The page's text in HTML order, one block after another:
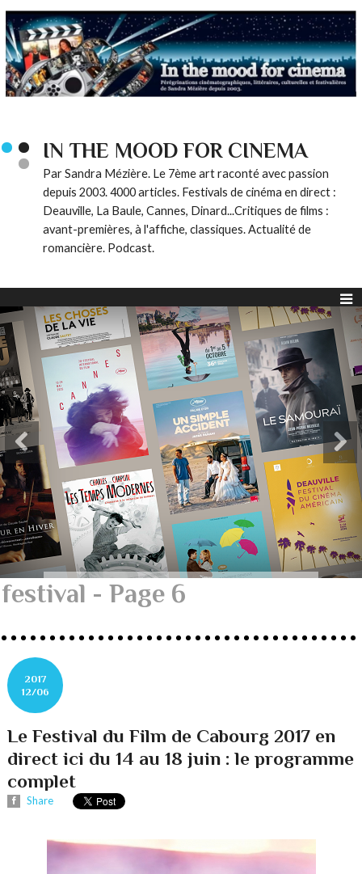
IN THE MOOD FOR CINEMA
Par Sandra Mézière. Le 7ème art raconté avec passion
depuis 2003. 4000 articles. Festivals de cinéma en direct :
Deauville, La Baule, Cannes, Dinard...Critiques de films :
avant-premières, à l'affiche, classiques. Actualité de
romancière. Podcast.
festival - Page 6
2017
12/06
Le Festival du Film de Cabourg 2017 en
direct ici du 14 au 18 juin : le programme
complet
Share